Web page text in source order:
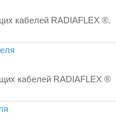
кабелей RADIAFLEX ®.
кабелей RADIAFLEX ®